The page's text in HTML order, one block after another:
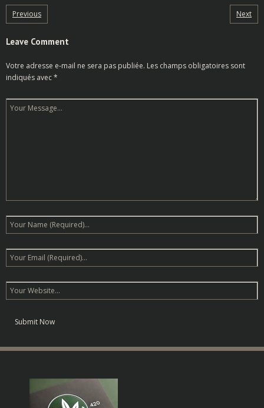
Previous Next
Leave Comment
Votre adresse e-mail ne sera pas publiée. Les champs obligatoires sont
indiqués avec*